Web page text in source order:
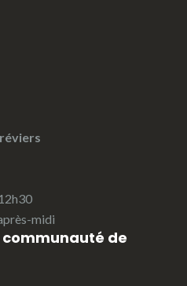
midi
communauté de